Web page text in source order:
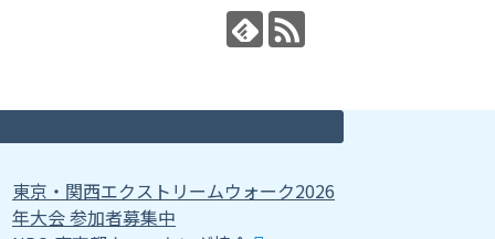
東京・関西エクストリームウォーク2026
年大会 参加者募集中